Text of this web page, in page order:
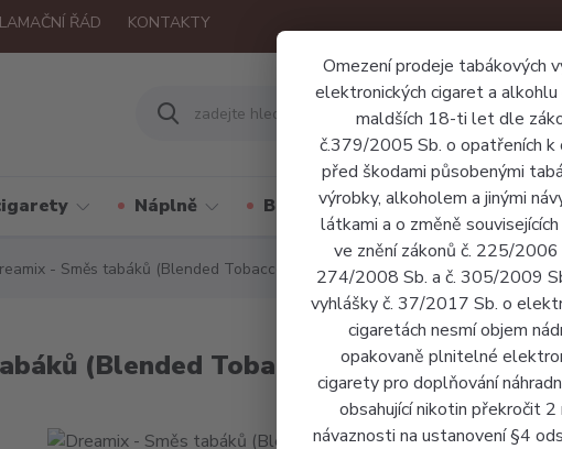
Omezení prodeje tabákových
elektronických cigaret a alkohlu
maldších 18-ti let dle
č.379/2005 Sb. o opatřeních k
před škodami působenými
výrobky, alkoholem a jinými
látkami a o změně
ve znění zákonů č. 225/2006
274/2008 Sb. a č. 305/2009
vyhlášky č. 37/2017 Sb. o
cigaretách nesmí objem
opakovaně plnitelné
cigarety pro doplňování
obsahující nikotin překročit 2
návaznosti na ustanovení §4
ŘÁD KONTAKTY
Náplně Báze a příchutě
- Směs tabáků (Blended Tobacco)
(Blended Tobacco)